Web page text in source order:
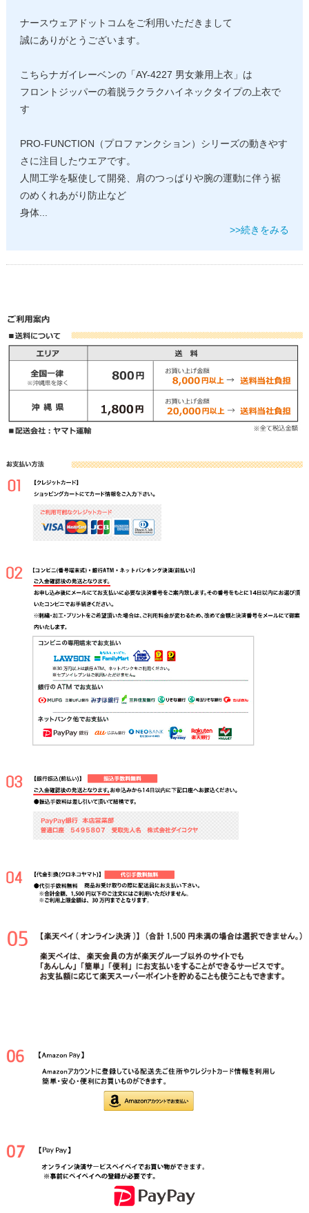
ナースウェアドットコムをご利用いただきまして
誠にありがとうございます。
こちらナガイレーベンの「AY-4227 男女兼用上衣」は
フロントジッパーの着脱ラクラクハイネックタイプの上衣で
す
PRO-FUNCTION（プロファンクション）シリーズの動きやす
さに注目したウエアです。
人間工学を駆使して開発、肩のつっぱりや腕の運動に伴う裾
のめくれあがり防止など
身体...
>>続きをみる